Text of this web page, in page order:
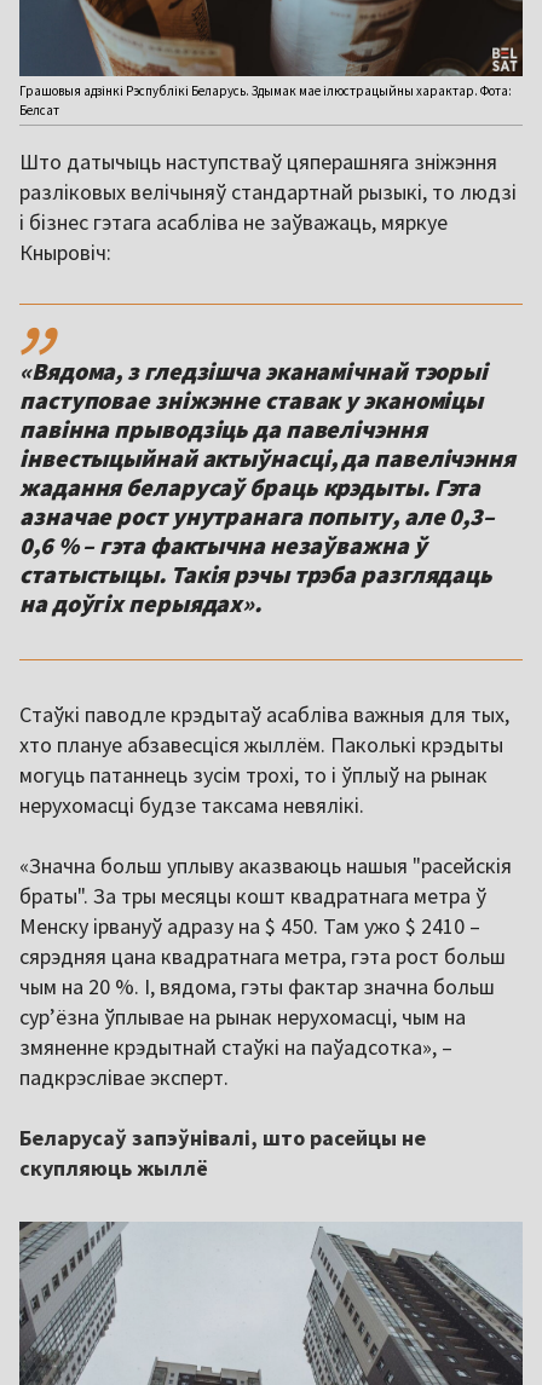
Грашовыя адзінкі Рэспублікі Беларусь. Здымак мае ілюстрацыйны характар. Фота:
Белсат
Што датычыць наступстваў цяперашняга зніжэння
разліковых велічыняў стандартнай рызыкі, то людзі
і бізнес гэтага асабліва не заўважаць, мяркуе
Кныровіч:
,,
«Вядома, з гледзішча эканамічнай тэорыі
паступовае зніжэнне ставак у эканоміцы
павінна прыводзіць да павелічэння
інвестыцыйнай актыўнасці, да павелічэння
жадання беларусаў браць крэдыты. Гэта
азначае рост унутранага попыту, але 0,3–
0,6 % – гэта фактычна незаўважна ў
статыстыцы. Такія рэчы трэба разглядаць
на доўгіх перыядах».
Стаўкі паводле крэдытаў асабліва важныя для тых,
хто плануе абзавесціся жыллём. Паколькі крэдыты
могуць патаннець зусім трохі, то і ўплыў на рынак
нерухомасці будзе таксама невялікі.
«Значна больш уплыву аказваюць нашыя "расейскія
браты". За тры месяцы кошт квадратнага метра ў
Менску ірвануў адразу на $ 450. Там ужо $ 2410 –
сярэдняя цана квадратнага метра, гэта рост больш
чым на 20 %. І, вядома, гэты фактар значна больш
сурʼёзна ўплывае на рынак нерухомасці, чым на
змяненне крэдытнай стаўкі на паўадсотка», –
падкрэслівае эксперт.
Беларусаў запэўнівалі, што расейцы не
скупляюць жыллё